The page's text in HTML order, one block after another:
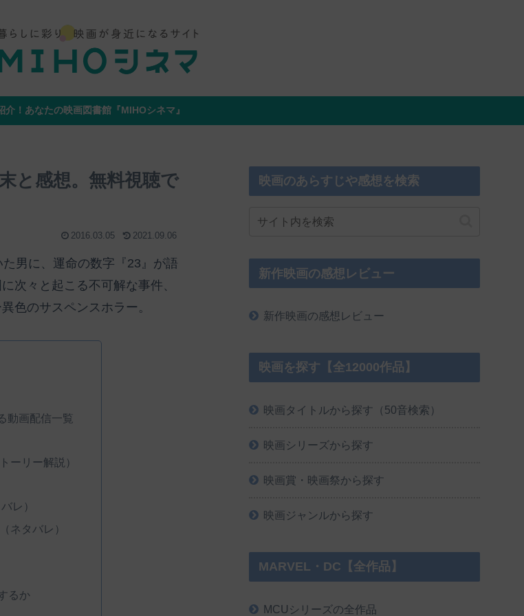
介！あなたの映画図書館『MIHOシネマ』
と感想。無料視聴で
2016.03.05 2021.09.06
男に、運命の数字『23』が語
次々と起こる不可解な事件、
色のサスペンスホラー。
動画配信一覧
ーリー解説）
レ）
ネタバレ）
るか
映画のあらすじや感想を検索
新作映画の感想レビュー
新作映画の感想レビュー
映画を探す【全12000作品】
映画タイトルから探す（50音検索）
映画シリーズから探す
映画賞・映画祭から探す
映画ジャンルから探す
MARVEL・DC【全作品】
MCUシリーズの全作品